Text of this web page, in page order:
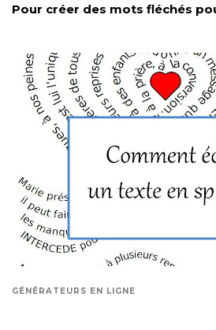
Pour créer des mots fléchés
GÉNÉRATEURS EN LIGNE